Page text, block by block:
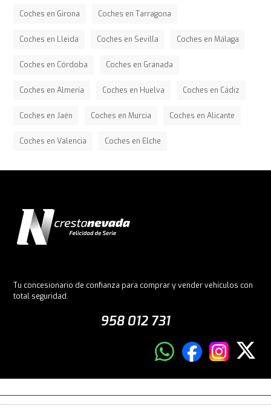
Coches en Girona Coches en Tarragona
Coches en Lleida Coches en Sevilla Coches en Málaga
Coches en Córdoba Coches en Granada
Coches en Almería Coches en Huelva Coches en Cádiz
Coches en Jaén Coches en Murcia Coches en Alicante
Coches en Valencia Coches en Elche
Tu concesionario de confianza para comprar y vender vehículos con
total seguridad.
958 012 731